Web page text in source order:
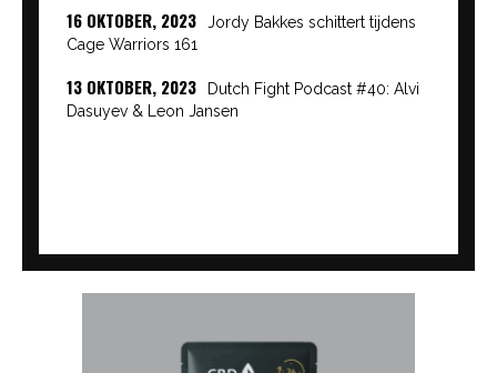
16 OKTOBER, 2023
Jordy Bakkes schittert tijdens
Cage Warriors 161
13 OKTOBER, 2023
Dutch Fight Podcast #40: Alvi
Dasuyev & Leon Jansen